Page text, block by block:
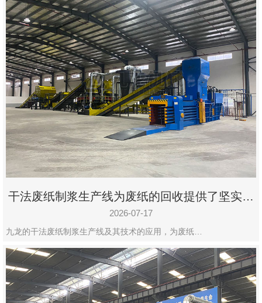
限
公
司
豫
ICP
备
19020390
号-1
干法废纸制浆生产线为废纸的回收提供了坚实的
保障
2026-07-17
九龙的干法废纸制浆生产线及其技术的应用，为废纸…